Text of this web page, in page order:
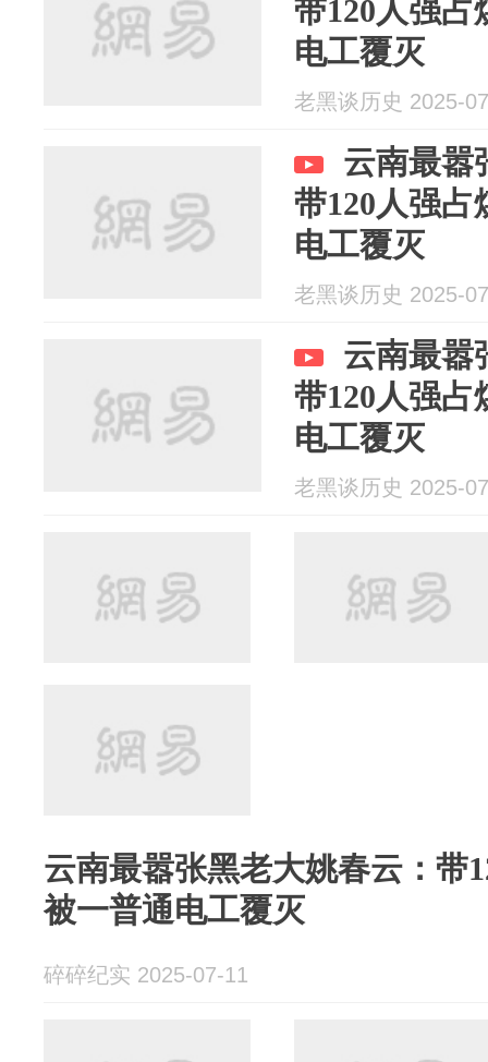
带120人强占
电工覆灭
老黑谈历史 2025-
云南最嚣
带120人强占
电工覆灭
老黑谈历史 2025-
云南最嚣
带120人强占
电工覆灭
老黑谈历史 2025-
云南最嚣张黑老大姚春云：带
被一普通电工覆灭
碎碎纪实 2025-07-11